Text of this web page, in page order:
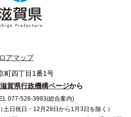
アマップ
町四丁目1番1号
滋賀県行政機構ページから
077-528-3993(総合案内)
日祝日・12月29日から1月3日を除く）